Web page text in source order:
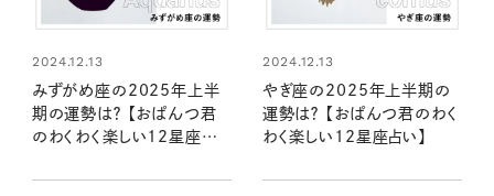
2024.12.13
みずがめ座の2025年上半
期の運勢は？ 【おぱんつ君
のわくわく楽しい12星座占
2024.12.13
やぎ座の2025年上半期の
運勢は？ 【おぱんつ君のわく
わく楽しい12星座占い】